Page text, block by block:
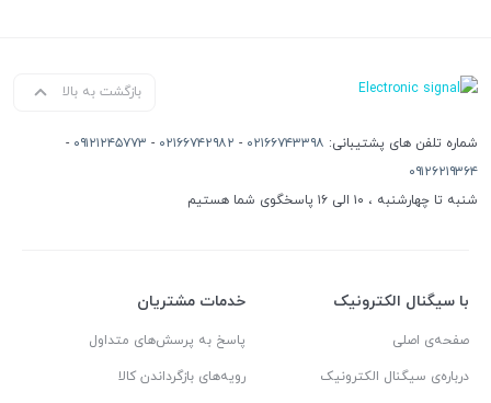
بازگشت به بالا
شماره تلفن های پشتیبانی: ۰۲۱۶۶۷۴۳۳۹۸ - ۰۲۱۶۶۷۴۲۹۸۲ - ۰۹۱۲۱۲۴۵۷۷۳ -
۰۹۱۲۶۲۱۹۳۶۴
شنبه تا چهارشنبه ، ۱۰ الی ۱۶ پاسخگوی شما هستیم
با سیگنال الکترونیک
صفحه‌ی اصلی
درباره‌ی سیگنال الکترونیک
خدمات مشتریان
پاسخ به پرسش‌های متداول
رویه‌های بازگرداندن کالا